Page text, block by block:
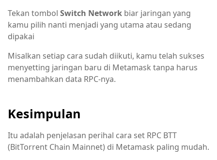
Tekan tombol Switch Network biar jaringan yang
kamu pilih nanti menjadi yang utama atau sedang
dipakai
Misalkan setiap cara sudah diikuti, kamu telah sukses
menyetting jaringan baru di Metamask tanpa harus
menambahkan data RPC-nya.
Kesimpulan
Itu adalah penjelasan perihal cara set RPC BTT
(BitTorrent Chain Mainnet) di Metamask paling mudah.